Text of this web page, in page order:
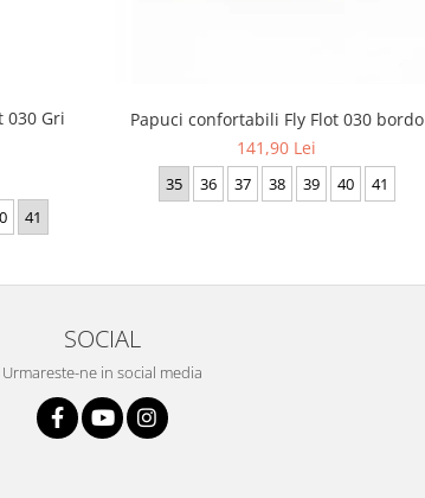
030 Gri
41
Papuci confortabili Fly Flot 030 bordo
141,90 Lei
35 36 37 38 39 40 41
SOCIAL
Urmareste-ne in social media